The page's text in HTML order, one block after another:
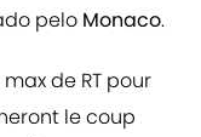
pelo Monaco.
max de RT pour
le coup